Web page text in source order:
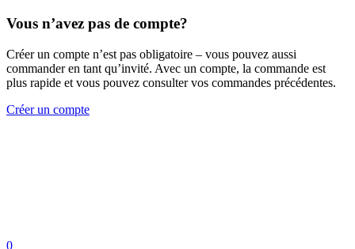
Vous n’avez pas de compte?
Créer un compte n’est pas obligatoire – vous pouvez aussi
commander en tant qu’invité. Avec un compte, la commande est
plus rapide et vous pouvez consulter vos commandes précédentes.
Créer un compte
0